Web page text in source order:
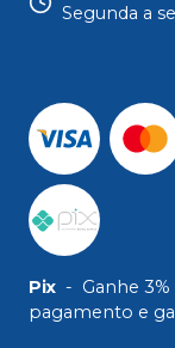
Segunda a
Pix - Ganhe
pagamento e